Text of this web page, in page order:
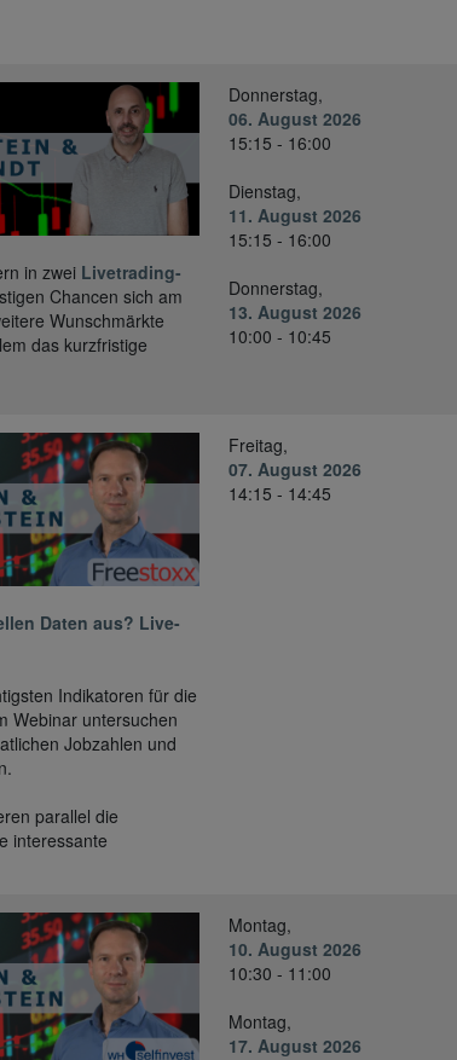
in zwei Livetrading-
Chancen sich am
Wunschmärkte
das kurzfristige
Donnerstag,
06. August 2026
15:15 - 16:00
Dienstag,
11. August 2026
15:15 - 16:00
Donnerstag,
13. August 2026
10:00 - 10:45
Daten aus? Live-
Indikatoren für die
Webinar untersuchen
Jobzahlen und
parallel die
interessante
Freitag,
07. August 2026
14:15 - 14:45
Montag,
10. August 2026
10:30 - 11:00
Montag,
17. August 2026